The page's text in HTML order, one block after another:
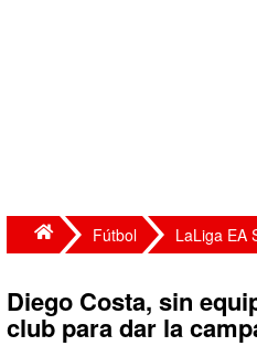
Fútbol LaLiga EA
Diego Costa, sin
club para dar la